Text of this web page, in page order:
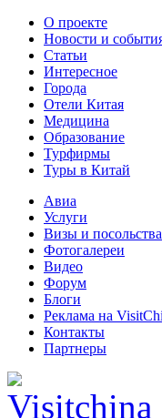
О проекте
Новости и
Статьи
Интересное
Города
Отели Китая
Медицина
Образование
Турфирмы
Туры в Китай
Авиа
Услуги
Визы и посольства
Фотогалереи
Видео
Форум
Блоги
Реклама на
Контакты
Партнеры